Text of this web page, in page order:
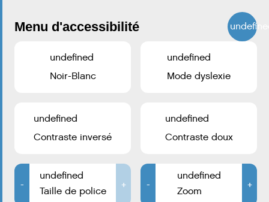
CONTACTEZ LA VILLE D’ESCH
Menu d'accessibilité
undefined
Noir-Blanc
undefined
Mode dyslexie
undefined
Contraste inversé
undefined
Contraste doux
-
undefined
Taille de police
+ -
undefined
Zoom
+